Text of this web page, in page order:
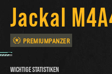
Jackal
PREMIUMPANZER
WICHTIGE STATISTIKEN